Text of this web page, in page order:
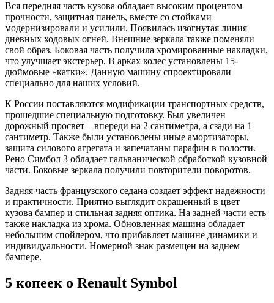
Вся передняя часть кузова обладает высоким процентом
прочности, защитная панель, вместе со стойками
модернизировали и усилили. Появилась изогнутая линия
дневных ходовых огней. Внешние зеркала также поменяли
свой образ. Боковая часть получила хромированные накладки,
что улучшает экстерьер. В арках колес установлены 15-
дюймовые «катки». Данную машину спроектировали
специально для наших условий.
К России поставляются модификации транспортных средств,
прошедшие специальную подготовку. Был увеличен
дорожный просвет – впереди на 2 сантиметра, а сзади на 1
сантиметр. Также были установлены иные амортизаторы,
защита силового агрегата и запечатаны парафин в полости.
Рено Симбол 3 обладает гальванической обработкой кузовной
части. Боковые зеркала получили повторители поворотов.
Задняя часть французского седана создает эффект надежности
и практичности. Приятно выглядит окрашенный в цвет
кузова бампер и стильная задняя оптика. На задней части есть
также накладка из хрома. Обновленная машина обладает
небольшим спойлером, что прибавляет машине динамики и
индивидуальности. Номерной знак размещен на заднем
бампере.
5 копеек о Renault Symbol